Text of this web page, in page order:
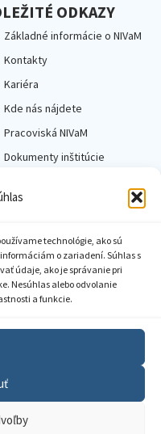
technológie, ako sú
o zariadení. Súhlas s
údaje, ako je správanie pri
Nesúhlas alebo odvolanie
a funkcie.
ODKAZY
Základné informácie o NIVaM
Kontakty
Kariéra
Kde nás nájdete
Pracoviská NIVaM
Dokumenty inštitúcie